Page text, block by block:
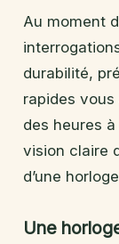
Au moment
durabilité,
rapides
des heures
vision claire
d’une
Une